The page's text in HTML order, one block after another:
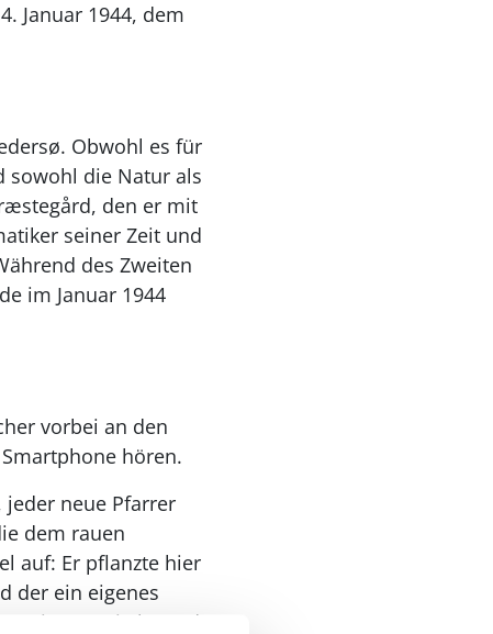
Januar 1944, dem
Obwohl es für
sowohl die Natur als
den er mit
seiner Zeit und
des Zweiten
im Januar 1944
vorbei an den
hören.
jeder neue Pfarrer
dem rauen
auf: Er pflanzte hier
der ein eigenes
Sie kann das